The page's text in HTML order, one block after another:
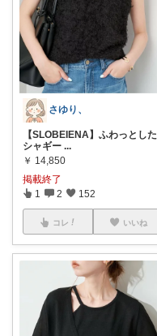
さゆり、
【SLOBEIENA】ふわっとした
シャギー ...
￥ 14,850
掲載終了
1 2 152
コレ いいね